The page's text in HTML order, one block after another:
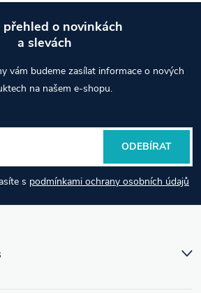
přehled o novinkách
a slevách
vám budeme zasílat informace o nových
na našem e-shopu.
s podmínkami ochrany osobních údajů
ODEBÍRAT